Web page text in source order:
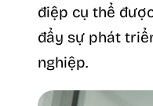
điệp cụ thể
đẩy sự phát
nghiệp.